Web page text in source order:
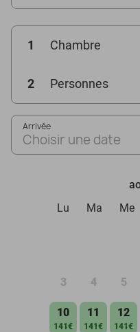
1 Chambre
2 Personnes
Arrivée
Choisir une date
Lu
Ma Me
3 4 5
10
141€
11
141€
12
141€